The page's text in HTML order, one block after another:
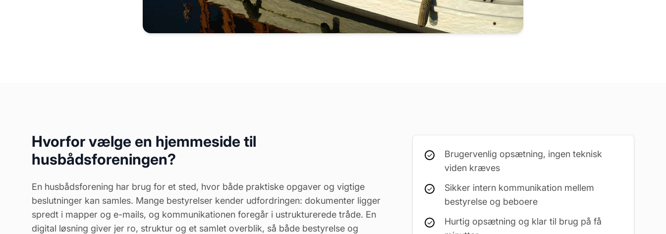
Hvorfor vælge en hjemmeside til
husbådsforeningen?
En husbådsforening har brug for et sted, hvor både praktiske opgaver og vigtige
beslutninger kan samles. Mange bestyrelser kender udfordringen: dokumenter ligger
spredt i mapper og e-mails, og kommunikationen foregår i ustrukturerede tråde. En
digital løsning giver jer ro, struktur og et samlet overblik, så både bestyrelse og
Brugervenlig opsætning, ingen teknisk
viden kræves
Sikker intern kommunikation mellem
bestyrelse og beboere
Hurtig opsætning og klar til brug på få